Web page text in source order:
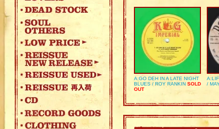
A:GO DEH IN A LATE NIGHT
BLUES / ROY RANKIN SOLD
OUT
/